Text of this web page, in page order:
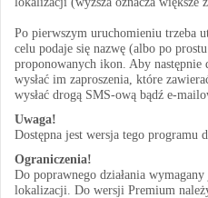
Po pierwszym uruchomieniu trzeba
celu podaje się nazwę (albo po
proponowanych ikon. Aby następnie
wysłać im zaproszenia, które
wysłać drogą SMS-ową bądź e-
Uwaga!
Dostępna jest wersja tego programu
Ograniczenia!
Do poprawnego działania
lokalizacji. Do wersji Premium